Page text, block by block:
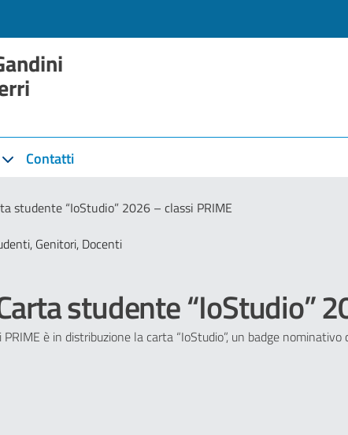
Contatti
studente “IoStudio” 2026 – classi PRIME
Genitori, Docenti
studente “IoStudio”
è in distribuzione la carta “IoStudio”, un badge